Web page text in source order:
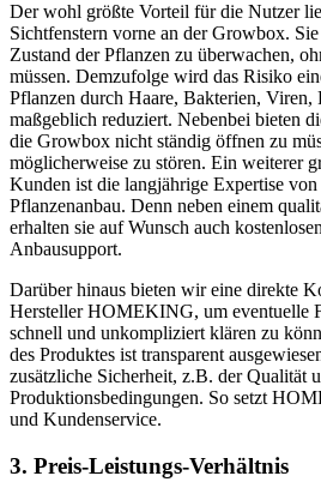
Der wohl größte Vorteil für die Nutzer
Sichtfenstern vorne an der Growbox.
Zustand der Pflanzen zu überwachen,
müssen. Demzufolge wird das Risiko
Pflanzen durch Haare, Bakterien, Viren,
maßgeblich reduziert. Nebenbei bieten
die Growbox nicht ständig öffnen zu
möglicherweise zu stören. Ein weiterer
Kunden ist die langjährige Expertise
Pflanzenanbau. Denn neben einem
erhalten sie auf Wunsch auch
Anbausupport.
Darüber hinaus bieten wir eine direkte
Hersteller HOMEKING, um eventuelle
schnell und unkompliziert klären zu
des Produktes ist transparent
zusätzliche Sicherheit, z.B. der Qualität
Produktionsbedingungen. So setzt
und Kundenservice.
3. Preis-Leistungs-Verhältnis